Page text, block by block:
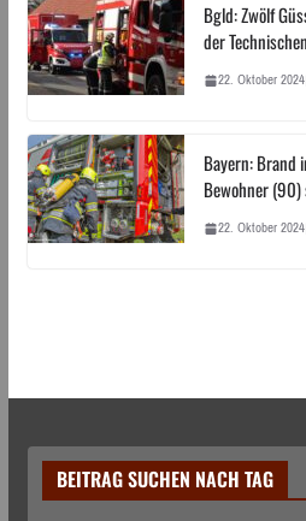
Bgld: Zwölf
der
22. Oktober 2024
Bayern: Brand
Bewohner
22. Oktober 2024
BEITRAG SUCHEN NACH TAG